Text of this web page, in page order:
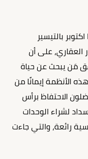
بالتيسير
العقاري، على أن
مَن يبحث عن حياة
الأنظمة إيمانًا من
الاحتفاظ برأس
لشراء الوحدات
رائعة، والتي جاءت